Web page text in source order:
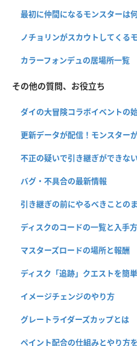
最初に仲間になるモンスターは
ノチョリンがスカウトしてくる
カラーフォンデュの居場所一覧
その他の質問、お役立ち
ダイの大冒険コラボイベントの
更新データが配信！モンスター
不正の疑いで引き継ぎができな
バグ・不具合の最新情報
引き継ぎの前にやるべきことの
ディスクのコードの一覧と入手
マスターズロードの場所と報酬
ディスク「追跡」クエストを簡
イメージチェンジのやり方
グレートライダーズカップとは
ペイント配合の仕組みとやり方